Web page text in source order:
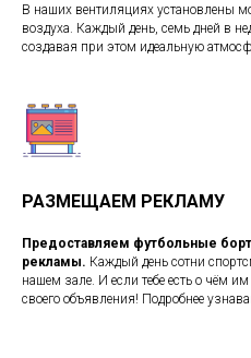
В наших вентиляциях установлены
воздуха. Каждый день, семь дней в
создавая при этом идеальную
РАЗМЕЩАЕМ РЕКЛАМУ
Предоставляем футбольные
рекламы. Каждый день сотни
нашем зале. И если тебе есть о чём
своего объявления! Подробнее